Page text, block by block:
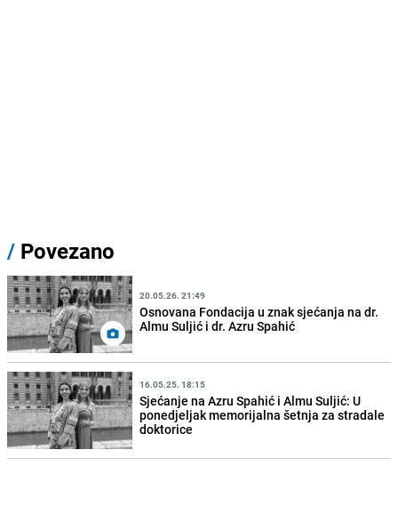
/ Povezano
20.05.26. 21:49
Osnovana Fondacija u znak sjećanja na dr.
Almu Suljić i dr. Azru Spahić
16.05.25. 18:15
Sjećanje na Azru Spahić i Almu Suljić: U
ponedjeljak memorijalna šetnja za stradale
doktorice